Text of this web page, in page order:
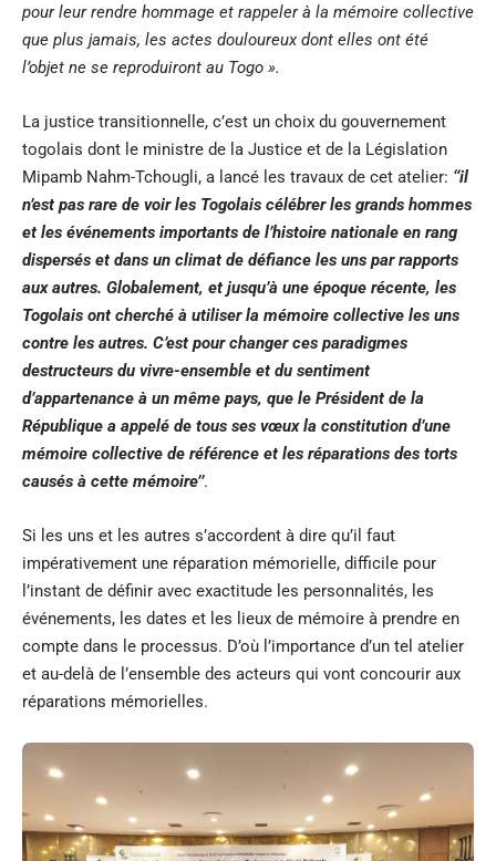
pour leur rendre hommage et rappeler à la mémoire collective
que plus jamais, les actes douloureux dont elles ont été
l’objet ne se reproduiront au Togo ».
La justice transitionnelle, c’est un choix du gouvernement
togolais dont le ministre de la Justice et de la Législation
Mipamb Nahm-Tchougli, a lancé les travaux de cet atelier: ‘‘il
n’est pas rare de voir les Togolais célébrer les grands hommes
et les événements importants de l’histoire nationale en rang
dispersés et dans un climat de défiance les uns par rapports
aux autres. Globalement, et jusqu’à une époque récente, les
Togolais ont cherché à utiliser la mémoire collective les uns
contre les autres. C’est pour changer ces paradigmes
destructeurs du vivre-ensemble et du sentiment
d’appartenance à un même pays, que le Président de la
République a appelé de tous ses vœux la constitution d’une
mémoire collective de référence et les réparations des torts
causés à cette mémoire’’.
Si les uns et les autres s’accordent à dire qu’il faut
impérativement une réparation mémorielle, difficile pour
l’instant de définir avec exactitude les personnalités, les
événements, les dates et les lieux de mémoire à prendre en
compte dans le processus. D’où l’importance d’un tel atelier
et au-delà de l’ensemble des acteurs qui vont concourir aux
réparations mémorielles.